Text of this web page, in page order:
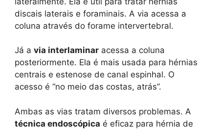
discais laterais e foraminais. A via acessa a
coluna através do forame intervertebral.
Já a via interlaminar acessa a coluna
posteriormente. Ela é mais usada para hérnias
centrais e estenose de canal espinhal. O
acesso é “no meio das costas, atrás”.
Ambas as vias tratam diversos problemas. A
técnica endoscópica é eficaz para hérnia de